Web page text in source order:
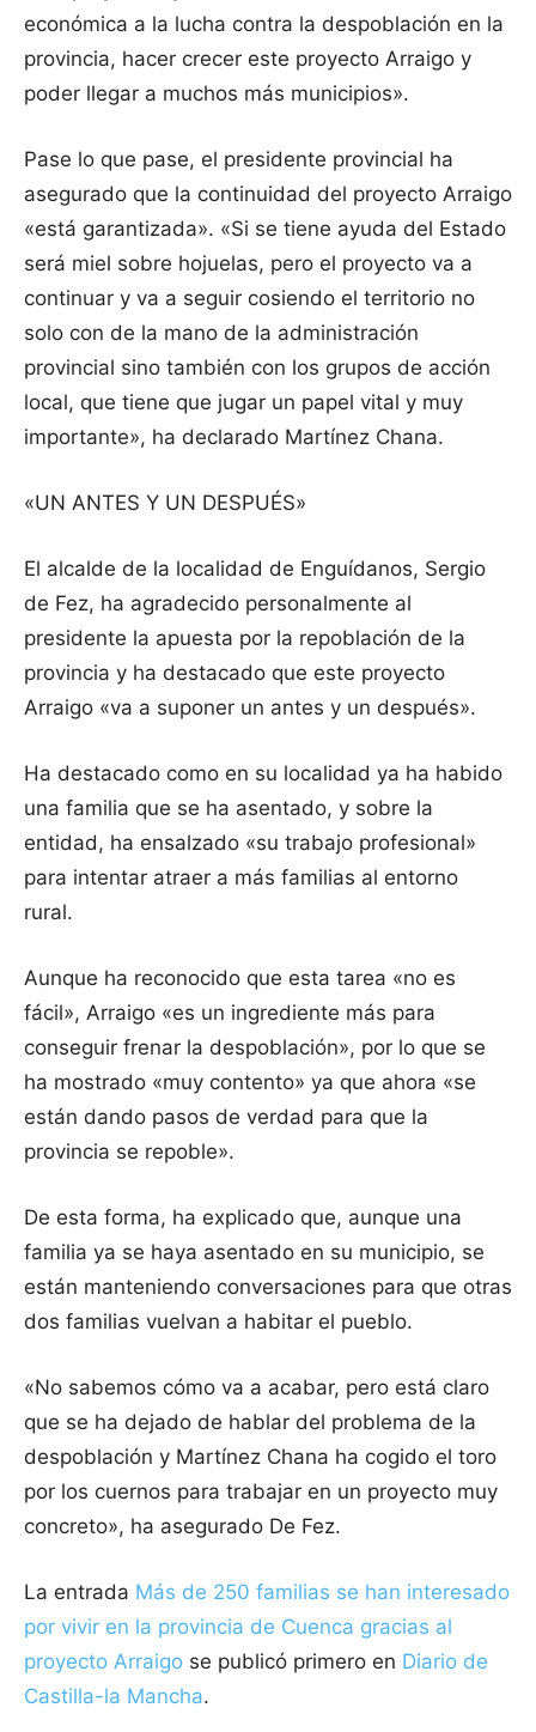
económica a la lucha contra la despoblación en la
provincia, hacer crecer este proyecto Arraigo y
poder llegar a muchos más municipios».
Pase lo que pase, el presidente provincial ha
asegurado que la continuidad del proyecto Arraigo
«está garantizada». «Si se tiene ayuda del Estado
será miel sobre hojuelas, pero el proyecto va a
continuar y va a seguir cosiendo el territorio no
solo con de la mano de la administración
provincial sino también con los grupos de acción
local, que tiene que jugar un papel vital y muy
importante», ha declarado Martínez Chana.
«UN ANTES Y UN DESPUÉS»
El alcalde de la localidad de Enguídanos, Sergio
de Fez, ha agradecido personalmente al
presidente la apuesta por la repoblación de la
provincia y ha destacado que este proyecto
Arraigo «va a suponer un antes y un después».
Ha destacado como en su localidad ya ha habido
una familia que se ha asentado, y sobre la
entidad, ha ensalzado «su trabajo profesional»
para intentar atraer a más familias al entorno
rural.
Aunque ha reconocido que esta tarea «no es
fácil», Arraigo «es un ingrediente más para
conseguir frenar la despoblación», por lo que se
ha mostrado «muy contento» ya que ahora «se
están dando pasos de verdad para que la
provincia se repoble».
De esta forma, ha explicado que, aunque una
familia ya se haya asentado en su municipio, se
están manteniendo conversaciones para que otras
dos familias vuelvan a habitar el pueblo.
«No sabemos cómo va a acabar, pero está claro
que se ha dejado de hablar del problema de la
despoblación y Martínez Chana ha cogido el toro
por los cuernos para trabajar en un proyecto muy
concreto», ha asegurado De Fez.
La entrada Más de 250 familias se han interesado
por vivir en la provincia de Cuenca gracias al
proyecto Arraigo se publicó primero en Diario de
Castilla-la Mancha.